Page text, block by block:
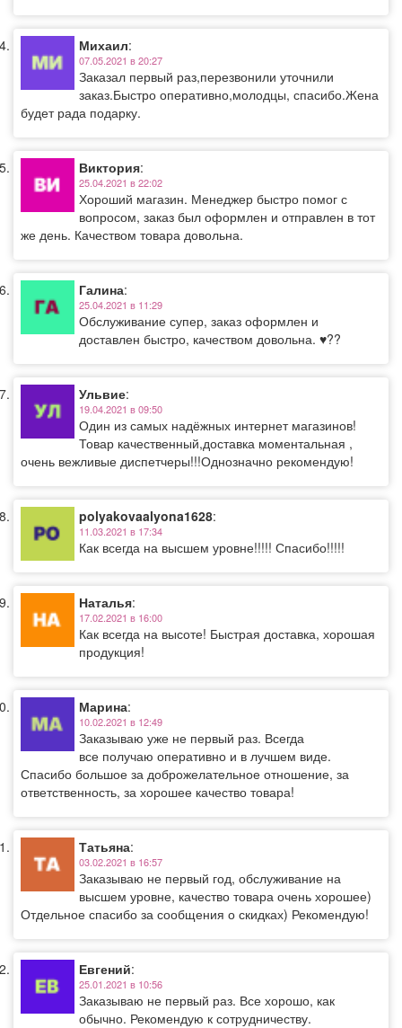
Михаил:
07.05.2021 в 20:27
Заказал первый раз,перезвонили уточнили
заказ.Быстро оперативно,молодцы, спасибо.Жена
будет рада подарку.
Виктория:
25.04.2021 в 22:02
Хороший магазин. Менеджер быстро помог с
вопросом, заказ был оформлен и отправлен в тот
же день. Качеством товара довольна.
Галина:
25.04.2021 в 11:29
Обслуживание супер, заказ оформлен и
доставлен быстро, качеством довольна. ♥️??
Ульвие:
19.04.2021 в 09:50
Один из самых надёжных интернет магазинов!
Товар качественный,доставка моментальная ,
очень вежливые диспетчеры!!!Однозначно рекомендую!
polyakovaalyona1628:
11.03.2021 в 17:34
Как всегда на высшем уровне!!!!! Спасибо!!!!!
Наталья:
17.02.2021 в 16:00
Как всегда на высоте! Быстрая доставка, хорошая
продукция!
Марина:
10.02.2021 в 12:49
Заказываю уже не первый раз. Всегда
все получаю оперативно и в лучшем виде.
Спасибо большое за доброжелательное отношение, за
ответственность, за хорошее качество товара!
Татьяна:
03.02.2021 в 16:57
Заказываю не первый год, обслуживание на
высшем уровне, качество товара очень хорошее)
Отдельное спасибо за сообщения о скидках) Рекомендую!
Евгений:
25.01.2021 в 10:56
Заказываю не первый раз. Все хорошо, как
обычно. Рекомендую к сотрудничеству.